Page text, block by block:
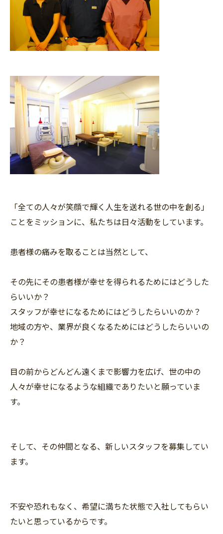
「全ての人々が笑顔で輝く人生を送れる世の中を創る」
ことをミッションに、私たちは日々活動をしています。
患者様の痛みを取ることは当然として、
その先にその患者様が幸せを得られるためにはどうした
らいいか？
スタッフが幸せになるためにはどうしたらいいのか？
地域の方や、業界が良くなるためにはどうしたらいいの
か？
目の前からどんどん遠くまで影響力を広げ、世の中の
人々が幸せになるような組織でありたいと願っていま
す。
そして、その仲間となる、新しいスタッフを募集してい
ます。
不安や恐れもなく、希望に満ちた状態で入社してもらい
たいと思っているからです。